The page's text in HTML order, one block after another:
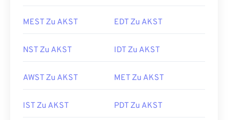
MEST Zu AKST EDT Zu AKST
NST Zu AKST IDT Zu AKST
AWST Zu AKST MET Zu AKST
IST Zu AKST PDT Zu AKST